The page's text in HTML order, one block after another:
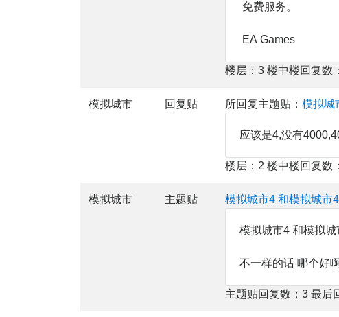
免费服务。
EA Games
楼层：3 楼中楼回复数
模拟城市 回复贴 所回复主题贴： 模拟城
应该是4,没有
楼层：2 楼中楼回复数
模拟城市 主题贴 模拟城市4 和模拟城市
模拟城市4 和模拟
不一样的话 哪个好
主题贴回复数：3 最后